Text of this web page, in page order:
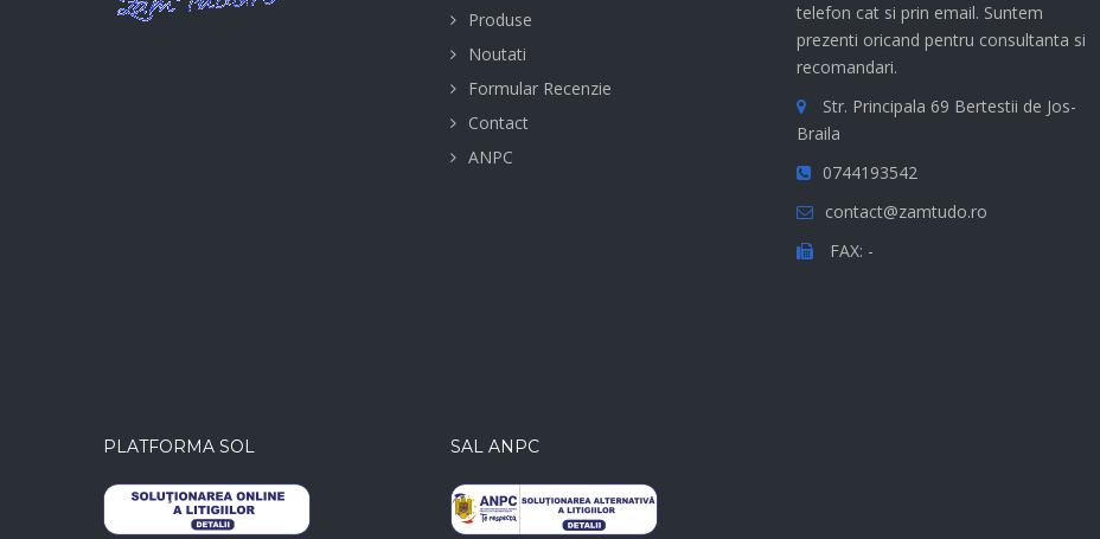
Produse
Noutati
Formular Recenzie
Contact
ANPC
telefon cat si prin email. Suntem
prezenti oricand pentru consultanta si
recomandari.
Str. Principala 69 Bertestii de Jos-
Braila
0744193542
contact@zamtudo.ro
FAX: -
PLATFORMA SOL SAL ANPC